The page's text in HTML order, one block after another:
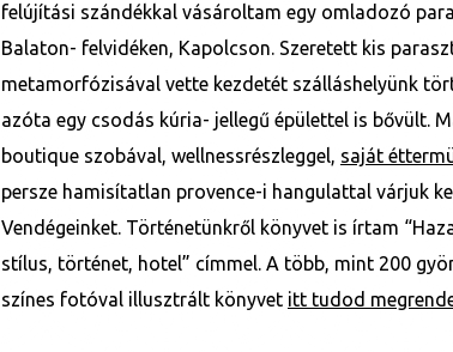
felújítási szándékkal vásároltam egy omladozó
Balaton- felvidéken, Kapolcson. Szeretett kis
metamorfózisával vette kezdetét szálláshelyünk
azóta egy csodás kúria- jellegű épülettel is bővült.
boutique szobával, wellnessrészleggel, saját
persze hamisítatlan provence-i hangulattal várjuk
Vendégeinket. Történetünkről könyvet is írtam
stílus, történet, hotel” címmel. A több, mint 200
színes fotóval illusztrált könyvet itt tudod